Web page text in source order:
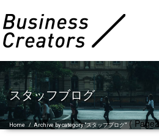
スタッフブログ
Home /Archive by category "スタッフブログ"(